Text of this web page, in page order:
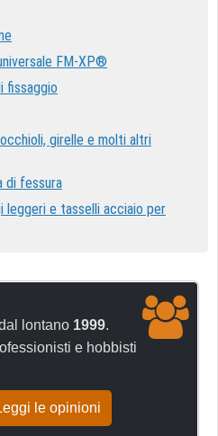
FM-XP®
fissaggio
girelle e molti altri
di fessura
leggeri e tasselli acciaio per
lontano 1999.
e hobbisti
le opinioni